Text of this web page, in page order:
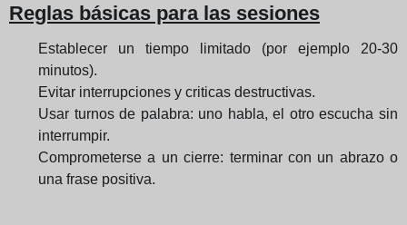
Reglas básicas para las sesiones
Establecer un tiempo limitado (por ejemplo 20-30
minutos).
Evitar interrupciones y criticas destructivas.
Usar turnos de palabra: uno habla, el otro escucha sin
interrumpir.
Comprometerse a un cierre: terminar con un abrazo o
una frase positiva.